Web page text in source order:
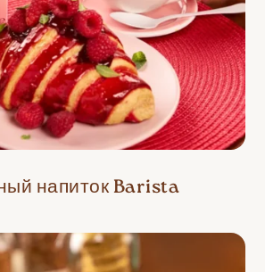
напиток Barista